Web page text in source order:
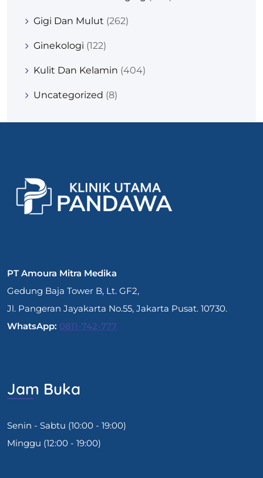
Gigi Dan Mulut (262)
Ginekologi (122)
Kulit Dan Kelamin (404)
Uncategorized (8)
PT Amoura Mitra Medika
Gedung Baja Tower B, Lt. GF2,
Jl. Pangeran Jayakarta No.55, Jakarta Pusat. 10730.
WhatsApp: 0811-742-777
Jam Buka
Senin - Sabtu (10:00 - 19:00)
Minggu (12:00 - 19:00)